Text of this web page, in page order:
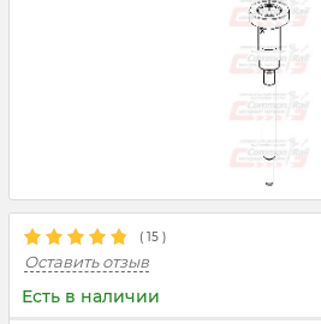
( 15 )
Оставить отзыв
Есть в наличии